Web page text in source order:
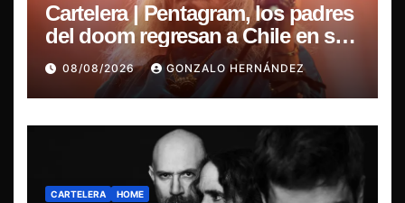
Cartelera | Pentagram, los padres
del doom regresan a Chile en su
última misa
08/08/2026 GONZALO HERNÁNDEZ
CARTELERA HOME